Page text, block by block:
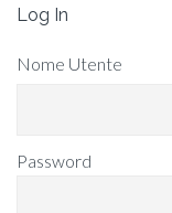
Log In
Nome Utente
Password